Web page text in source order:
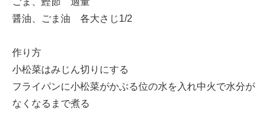
醤油、ごま油 各大さじ1/2
作り方
小松菜はみじん切りにする
フライパンに小松菜がかぶる位の水を入れ中火で水分が
なくなるまで煮る